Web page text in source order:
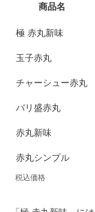
商品名
極 赤丸新味
玉子赤丸
チャーシュー赤丸
バリ盛赤丸
赤丸新味
赤丸シンプル
税込価格